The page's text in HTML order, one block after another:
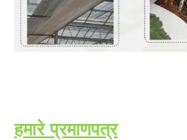
हमारे प्रमाणपत्र